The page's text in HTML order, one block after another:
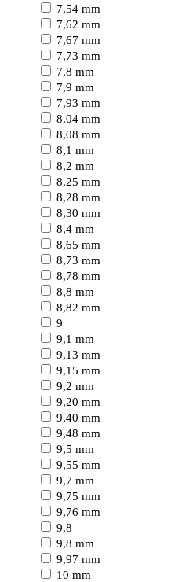
7,54 mm
7,62 mm
7,67 mm
7,73 mm
7,8 mm
7,9 mm
7,93 mm
8,04 mm
8,08 mm
8,1 mm
8,2 mm
8,25 mm
8,28 mm
8,30 mm
8,4 mm
8,65 mm
8,73 mm
8,78 mm
8,8 mm
8,82 mm
9
9,1 mm
9,13 mm
9,15 mm
9,2 mm
9,20 mm
9,40 mm
9,48 mm
9,5 mm
9,55 mm
9,7 mm
9,75 mm
9,76 mm
9,8
9,8 mm
9,97 mm
10 mm